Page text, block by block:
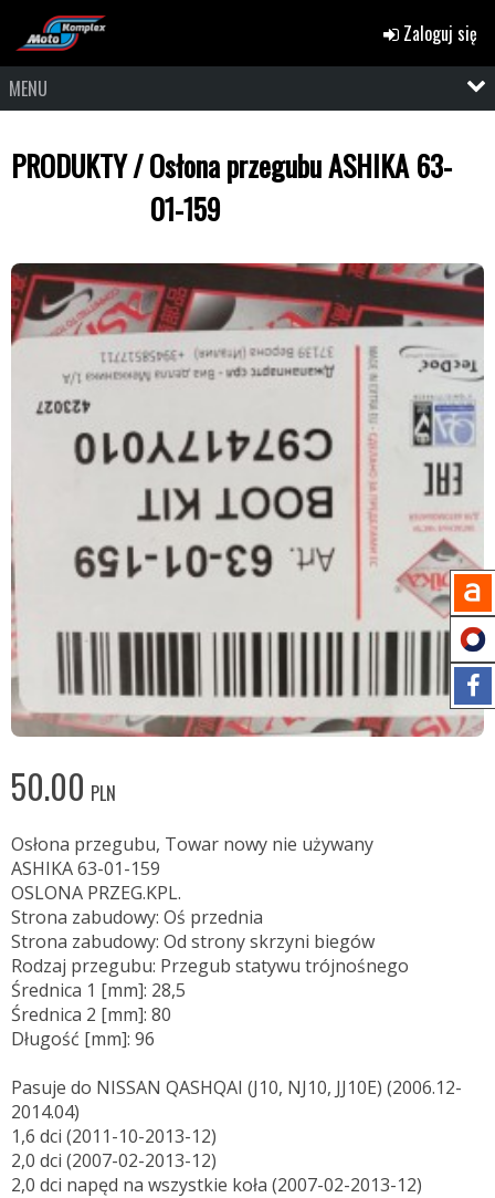
Zaloguj się
MENU
PRODUKTY/Osłona przegubu ASHIKA 63-
01-159
50.00 PLN
Osłona przegubu, Towar nowy nie używany
ASHIKA 63-01-159
OSLONA PRZEG.KPL.
Strona zabudowy: Oś przednia
Strona zabudowy: Od strony skrzyni biegów
Rodzaj przegubu: Przegub statywu trójnośnego
Średnica 1 [mm]: 28,5
Średnica 2 [mm]: 80
Długość [mm]: 96
Pasuje do NISSAN QASHQAI (J10, NJ10, JJ10E) (2006.12-
2014.04)
1,6 dci (2011-10-2013-12)
2,0 dci (2007-02-2013-12)
2,0 dci napęd na wszystkie koła (2007-02-2013-12)